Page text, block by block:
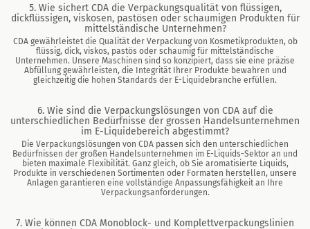
5. Wie sichert CDA die Verpackungsqualität von flüssigen,
dickflüssigen, viskosen, pastösen oder schaumigen Produkten für
mittelständische Unternehmen?
CDA gewährleistet die Qualität der Verpackung von Kosmetikprodukten, ob
flüssig, dick, viskos, pastös oder schaumig für mittelständische
Unternehmen. Unsere Maschinen sind so konzipiert, dass sie eine präzise
Abfüllung gewährleisten, die Integrität Ihrer Produkte bewahren und
gleichzeitig die hohen Standards der E-Liquidebranche erfüllen.
6. Wie sind die Verpackungslösungen von CDA auf die
unterschiedlichen Bedürfnisse der grossen Handelsunternehmen
im E-Liquidebereich abgestimmt?
Die Verpackungslösungen von CDA passen sich den unterschiedlichen
Bedürfnissen der großen Handelsunternehmen im E-Liquids-Sektor an und
bieten maximale Flexibilität. Ganz gleich, ob Sie aromatisierte Liquids,
Produkte in verschiedenen Sortimenten oder Formaten herstellen, unsere
Anlagen garantieren eine vollständige Anpassungsfähigkeit an Ihre
Verpackungsanforderungen.
7. Wie können CDA Monoblock- und Komplettverpackungslinien